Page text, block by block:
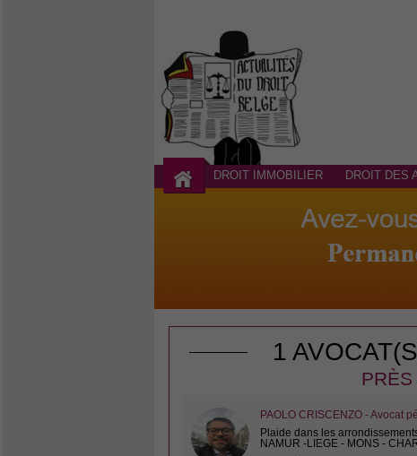
DROIT IMMOBILIER DROIT DES
1
PAOLO CRISCENZO - Avocat
Plaide dans les
NAMUR -LIEGE - MONS -